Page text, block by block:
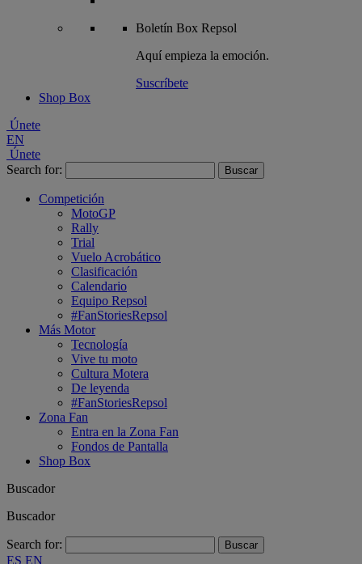
Boletín Box Repsol
Aquí empieza la emoción.
Suscríbete
Shop Box
Únete
EN
Únete
Search for:
Competición
MotoGP
Rally
Trial
Vuelo Acrobático
Clasificación
Calendario
Equipo Repsol
#FanStoriesRepsol
Más Motor
Tecnología
Vive tu moto
Cultura Motera
De leyenda
#FanStoriesRepsol
Zona Fan
Entra en la Zona Fan
Fondos de Pantalla
Shop Box
Buscador
Buscador
Search for:
ES EN